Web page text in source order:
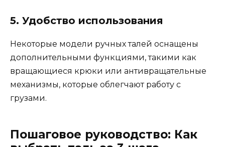
5. Удобство использования
Некоторые модели ручных талей оснащены
дополнительными функциями, такими как
вращающиеся крюки или антивращательные
механизмы, которые облегчают работу с
грузами.
Пошаговое руководство: Как